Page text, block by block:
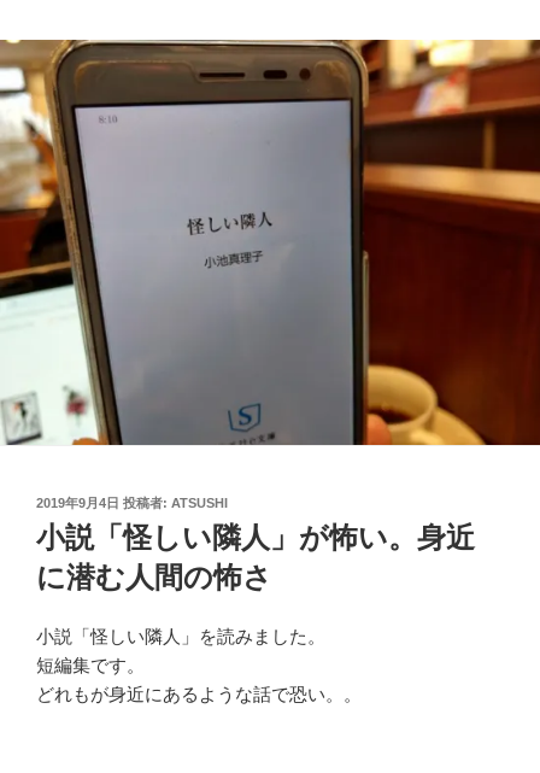
投
日:
2019年9月4日 投稿者: ATSUSHI
小説「怪しい隣人」が怖い。身近
に潜む人間の怖さ
小説「怪しい隣人」を読みました。
短編集です。
どれもが身近にあるような話で恐い。。